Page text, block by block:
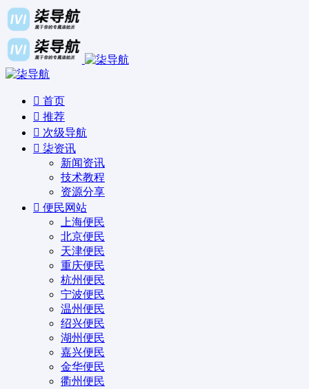
首页
推荐
次级导航
柒资讯
新闻资讯
技术教程
资源分享
便民网站
上海便民
北京便民
天津便民
重庆便民
杭州便民
宁波便民
温州便民
绍兴便民
湖州便民
嘉兴便民
金华便民
衢州便民